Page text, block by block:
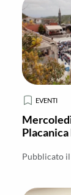
EVENTI
Pubblicato